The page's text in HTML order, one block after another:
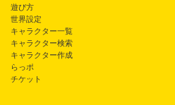
遊び方
世界設定
キャラクター一覧
キャラクター検索
キャラクター作成
らっポ
チケット